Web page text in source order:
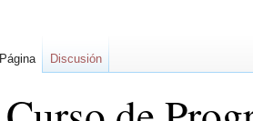
Página Discusión